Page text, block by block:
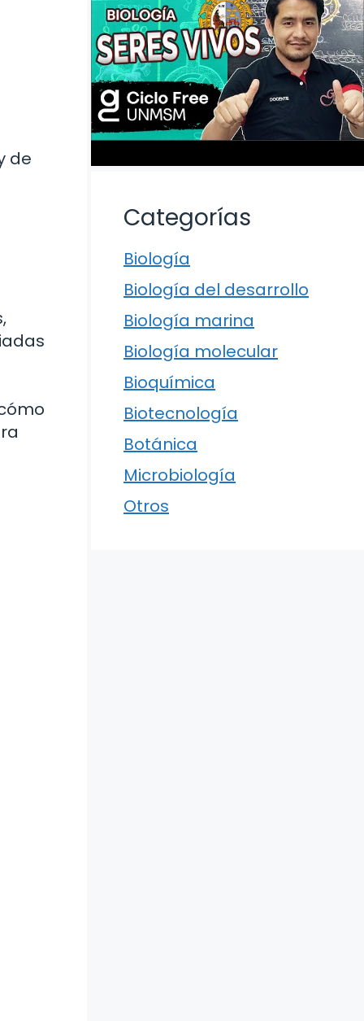
de
Categorías
Biología
Biología del desarrollo
Biología marina
Biología molecular
Bioquímica
Biotecnología
Botánica
Microbiología
Otros